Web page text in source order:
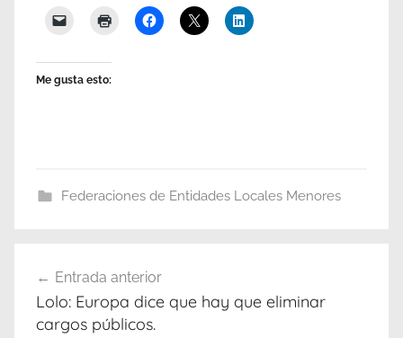
Me gusta esto:
Federaciones de Entidades Locales Menores
de
entradas
Entrada anterior
Lolo: Europa dice que hay que eliminar
cargos públicos.